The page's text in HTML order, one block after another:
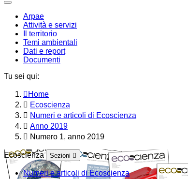
chiudi
Arpae
Attività e servizi
Il territorio
Temi ambientali
Dati e report
Documenti
Tu sei qui:
Home
Ecoscienza
Numeri e articoli di Ecoscienza
Anno 2019
Numero 1, anno 2019
Ecoscienza Sezioni
Numeri e articoli di Ecoscienza